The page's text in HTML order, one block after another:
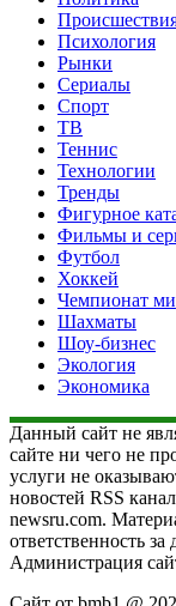
Психология
Рынки
Сериалы
Спорт
ТВ
Теннис
Технологии
Тренды
Фигурное
Фильмы и
Футбол
Хоккей
Чемпионат
Шахматы
Шоу-бизнес
Экология
Экономика
Данный сайт не
сайте ни чего не
услуги не
новостей RSS
newsru.com.
ответственность
Администрация